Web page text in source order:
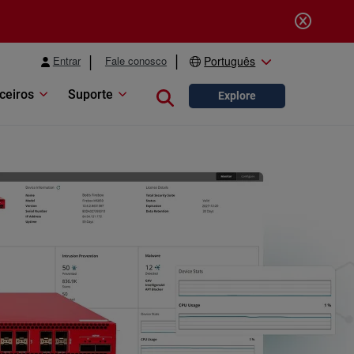
Entrar Fale conosco Português
Suporte Close search
Explore